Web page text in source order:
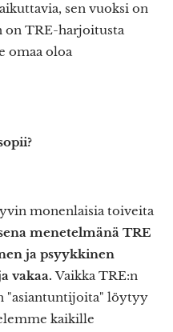
sen vuoksi on
on TRE-harjoitusta
omaa oloa
monenlaisia toiveita
menetelmänä TRE
ja psyykkinen
vakaa.Vaikka TRE:n
"asiantuntijoita" löytyy
kaikille